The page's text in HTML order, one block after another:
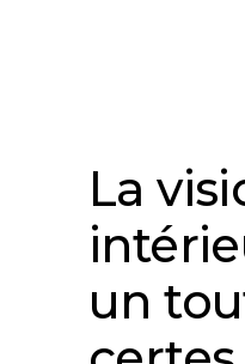
La
un